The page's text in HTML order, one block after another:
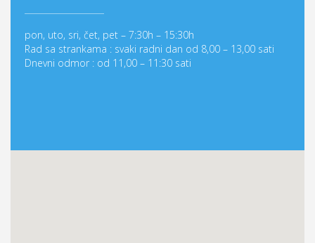
pon, uto, sri, čet, pet – 7:30h – 15:30h
Rad sa strankama : svaki radni dan od 8,00 – 13,00 sati
Dnevni odmor : od 11,00 – 11:30 sati